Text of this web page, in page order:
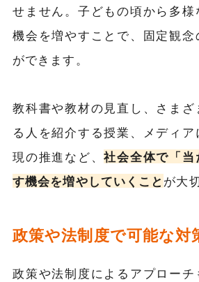
せません。子どもの頃から多様
機会を増やすことで、固定観念
ができます。
教科書や教材の見直し、さまざ
る人を紹介する授業、メディ
現の推進など、社会全体で「
す機会を増やしていくこと が大
政策や法制度で可能な対
政策や法制度によるアプロー